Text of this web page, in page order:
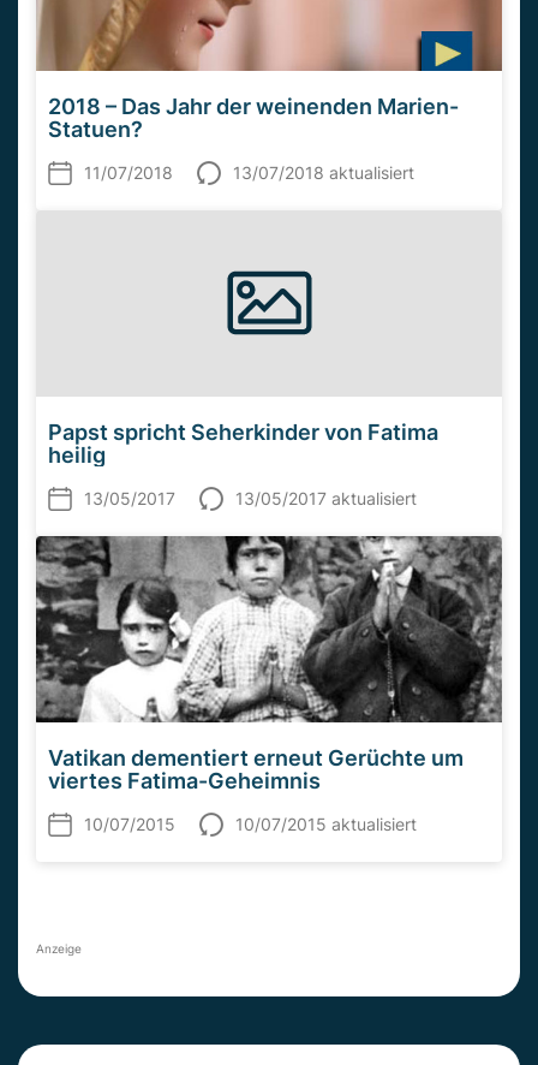
2018 – Das Jahr der weinenden Marien-
Statuen?
11/07/2018 13/07/2018 aktualisiert
Papst spricht Seherkinder von Fatima
heilig
13/05/2017 13/05/2017 aktualisiert
Vatikan dementiert erneut Gerüchte um
viertes Fatima-Geheimnis
10/07/2015 10/07/2015 aktualisiert
Anzeige